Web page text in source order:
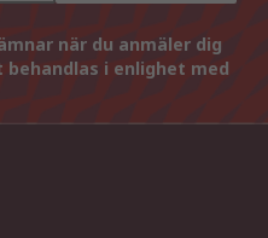
när du anmäler dig
i enlighet med